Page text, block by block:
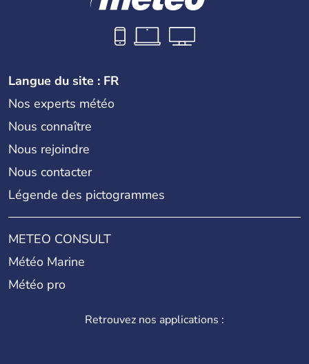
Langue du site : FR
Nos experts météo
Nous connaître
Nous rejoindre
Nous contacter
Légende des pictogrammes
METEO CONSULT
Météo Marine
Météo pro
Retrouvez nos applications :